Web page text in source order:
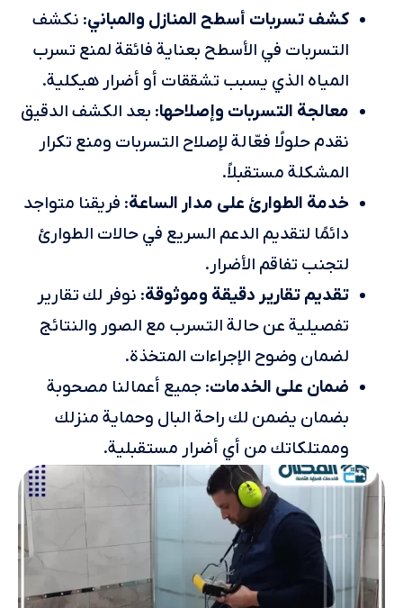
كشف تسربات أسطح المنازل والمباني: نكشف
التسربات في الأسطح بعناية فائقة لمنع تسرب
المياه الذي يسبب تشققات أو أضرار هيكلية.
معالجة التسربات وإصلاحها: بعد الكشف الدقيق
نقدم حلولًا فعّالة لإصلاح التسربات ومنع تكرار
المشكلة مستقبلاً.
خدمة الطوارئ على مدار الساعة: فريقنا متواجد
دائمًا لتقديم الدعم السريع في حالات الطوارئ
لتجنب تفاقم الأضرار.
تقديم تقارير دقيقة وموثوقة: نوفر لك تقارير
تفصيلية عن حالة التسرب مع الصور والنتائج
لضمان وضوح الإجراءات المتخذة.
ضمان على الخدمات: جميع أعمالنا مصحوبة
بضمان يضمن لك راحة البال وحماية منزلك
وممتلكاتك من أي أضرار مستقبلية.